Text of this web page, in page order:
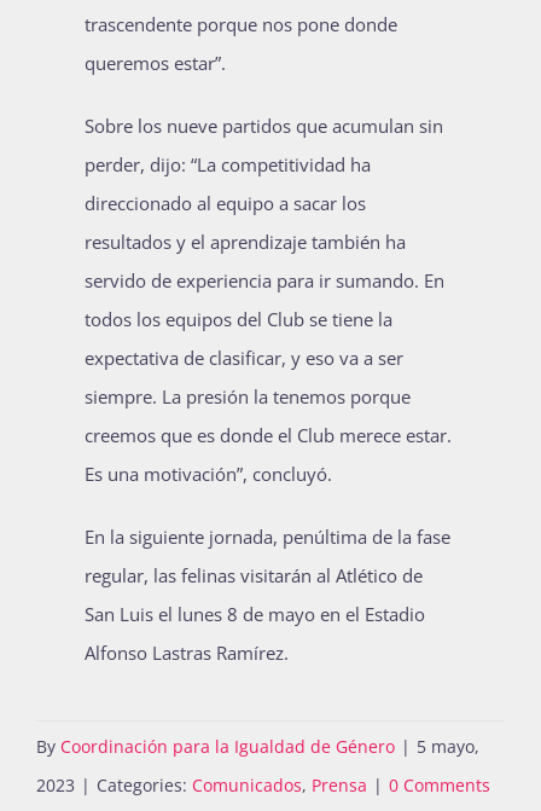
trascendente porque nos pone donde
queremos estar”.
Sobre los nueve partidos que acumulan sin
perder, dijo: “La competitividad ha
direccionado al equipo a sacar los
resultados y el aprendizaje también ha
servido de experiencia para ir sumando. En
todos los equipos del Club se tiene la
expectativa de clasificar, y eso va a ser
siempre. La presión la tenemos porque
creemos que es donde el Club merece estar.
Es una motivación”, concluyó.
En la siguiente jornada, penúltima de la fase
regular, las felinas visitarán al Atlético de
San Luis el lunes 8 de mayo en el Estadio
Alfonso Lastras Ramírez.
By Coordinación para la Igualdad de Género | 5 mayo,
2023 | Categories: Comunicados, Prensa | 0 Comments